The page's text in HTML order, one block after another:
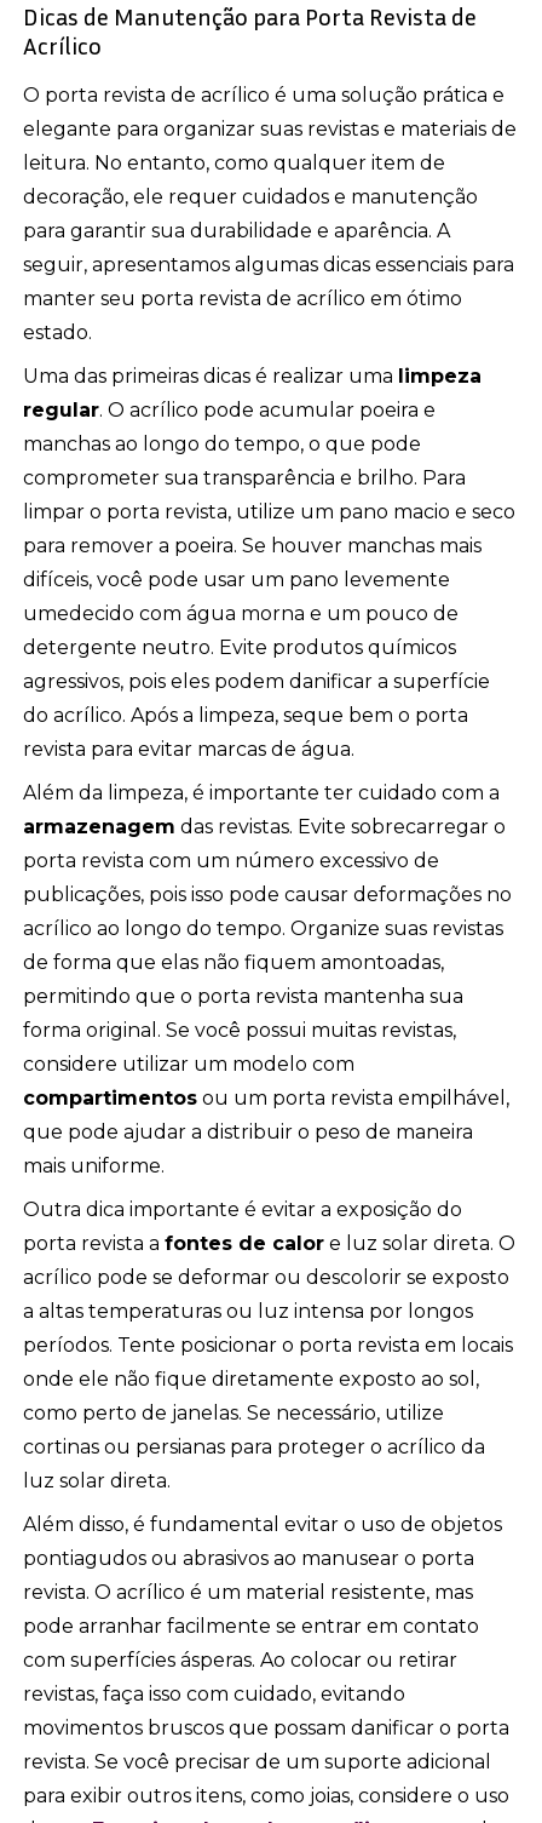
Dicas de Manutenção para Porta Revista de
Acrílico
O porta revista de acrílico é uma solução prática e
elegante para organizar suas revistas e materiais de
leitura. No entanto, como qualquer item de
decoração, ele requer cuidados e manutenção
para garantir sua durabilidade e aparência. A
seguir, apresentamos algumas dicas essenciais para
manter seu porta revista de acrílico em ótimo
estado.
Uma das primeiras dicas é realizar uma limpeza
regular. O acrílico pode acumular poeira e
manchas ao longo do tempo, o que pode
comprometer sua transparência e brilho. Para
limpar o porta revista, utilize um pano macio e seco
para remover a poeira. Se houver manchas mais
difíceis, você pode usar um pano levemente
umedecido com água morna e um pouco de
detergente neutro. Evite produtos químicos
agressivos, pois eles podem danificar a superfície
do acrílico. Após a limpeza, seque bem o porta
revista para evitar marcas de água.
Além da limpeza, é importante ter cuidado com a
armazenagem das revistas. Evite sobrecarregar o
porta revista com um número excessivo de
publicações, pois isso pode causar deformações no
acrílico ao longo do tempo. Organize suas revistas
de forma que elas não fiquem amontoadas,
permitindo que o porta revista mantenha sua
forma original. Se você possui muitas revistas,
considere utilizar um modelo com
compartimentos ou um porta revista empilhável,
que pode ajudar a distribuir o peso de maneira
mais uniforme.
Outra dica importante é evitar a exposição do
porta revista afontes de calor e luz solar direta. O
acrílico pode se deformar ou descolorir se exposto
a altas temperaturas ou luz intensa por longos
períodos. Tente posicionar o porta revista em locais
onde ele não fique diretamente exposto ao sol,
como perto de janelas. Se necessário, utilize
cortinas ou persianas para proteger o acrílico da
luz solar direta.
Além disso, é fundamental evitar o uso de objetos
pontiagudos ou abrasivos ao manusear o porta
revista. O acrílico é um material resistente, mas
pode arranhar facilmente se entrar em contato
com superfícies ásperas. Ao colocar ou retirar
revistas, faça isso com cuidado, evitando
movimentos bruscos que possam danificar o porta
revista. Se você precisar de um suporte adicional
para exibir outros itens, como joias, considere o uso